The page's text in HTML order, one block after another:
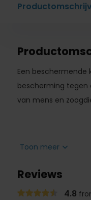
Een beschermende
bescherming tegen
van mens en
Leather care
vlekken van de
Toon meer
Reviews
4.8